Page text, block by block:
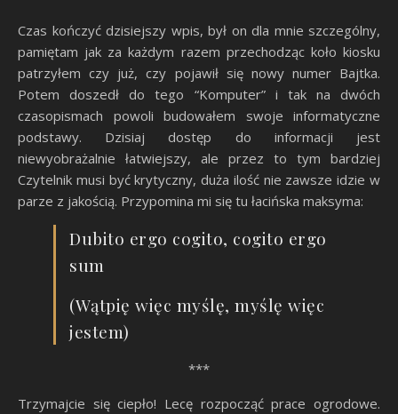
Czas kończyć dzisiejszy wpis, był on dla mnie szczególny,
pamiętam jak za każdym razem przechodząc koło kiosku
patrzyłem czy już, czy pojawił się nowy numer Bajtka.
Potem doszedł do tego “Komputer” i tak na dwóch
czasopismach powoli budowałem swoje informatyczne
podstawy. Dzisiaj dostęp do informacji jest
niewyobrażalnie łatwiejszy, ale przez to tym bardziej
Czytelnik musi być krytyczny, duża ilość nie zawsze idzie w
parze z jakością. Przypomina mi się tu łacińska maksyma:
Dubito ergo cogito, cogito ergo
sum
(Wątpię więc myślę, myślę więc
jestem)
***
Trzymajcie się ciepło! Lecę rozpocząć prace ogrodowe.